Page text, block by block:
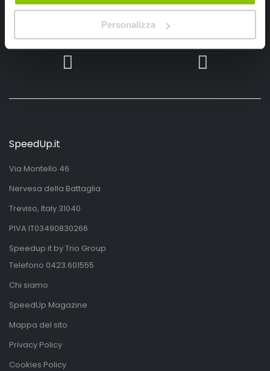
Personalizza
Segui SPEEDUP.IT
SpeedUp.it
Via Montello 46
Nervesa della Battaglia
Treviso, Italy 31040
PIVA IT03490830266
Speedup.it by Trio Group
Telefono 0423.601555
Chi siamo
SpeedUp Magazine
Mappa del sito
Privacy Policy
Cookies Policy